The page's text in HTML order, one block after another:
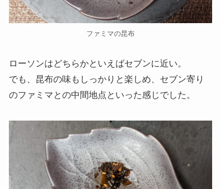
ファミマの昆布
ローソンはどちらかといえばセブンに近い。
でも、昆布の味もしっかりと楽しめ、セブン寄り
のファミマとの中間地点といった感じでした。